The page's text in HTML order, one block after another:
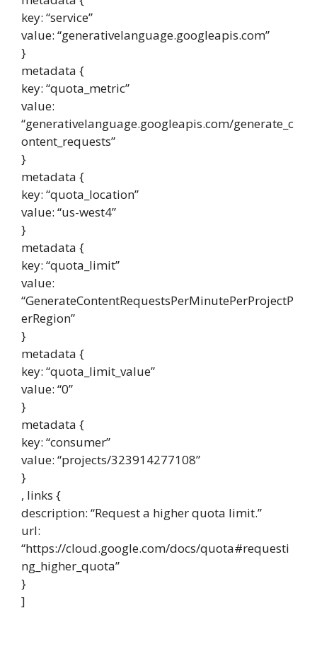
key: “service”
value: “generativelanguage.googleapis.com”
}
metadata {
key: “quota_metric”
value:
“generativelanguage.googleapis.com/generate_c
ontent_requests”
}
metadata {
key: “quota_location”
value: “us-west4”
}
metadata {
key: “quota_limit”
value:
“GenerateContentRequestsPerMinutePerProjectP
erRegion”
}
metadata {
key: “quota_limit_value”
value: “0”
}
metadata {
key: “consumer”
value: “projects/323914277108”
}
, links {
description: “Request a higher quota limit.”
url:
“https://cloud.google.com/docs/quota#requesti
ng_higher_quota”
}
]